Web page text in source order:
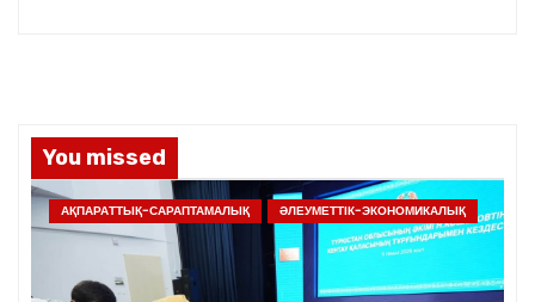
You missed
АҚПАРАТТЫҚ-САРАПТАМАЛЫҚ ӘЛЕУМЕТТІК-ЭКОНОМИКАЛЫҚ